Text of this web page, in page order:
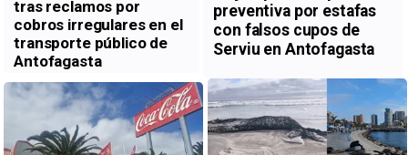
tras reclamos por
cobros irregulares en el
transporte público de
Antofagasta
preventiva por estafas
con falsos cupos de
Serviu en Antofagasta